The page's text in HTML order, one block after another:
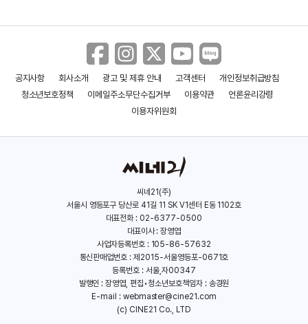
코르테스 크라이셀리스
공지사항 회사소개 광고 및 제휴 안내 고객센터
개인정보취급방침
청소년보호정책
이메일주소무단수집거부 이용약관
언론윤리강령
이용자위원회
씨네21(주)
서울시 영등포구 당산로 41길 11 SK V1센터 E동 1102호
대표전화 : 02-6377-0500
대표이사 : 장영엽
사업자등록번호 : 105-86-57632
통신판매업번호 : 제2015-서울영등포-0671호
등록번호 : 서울,자00347
발행인 : 장영엽, 편집•청소년보호책임자 : 송경원
E-mail : webmaster@cine21.com
(c) CINE21 Co., LTD